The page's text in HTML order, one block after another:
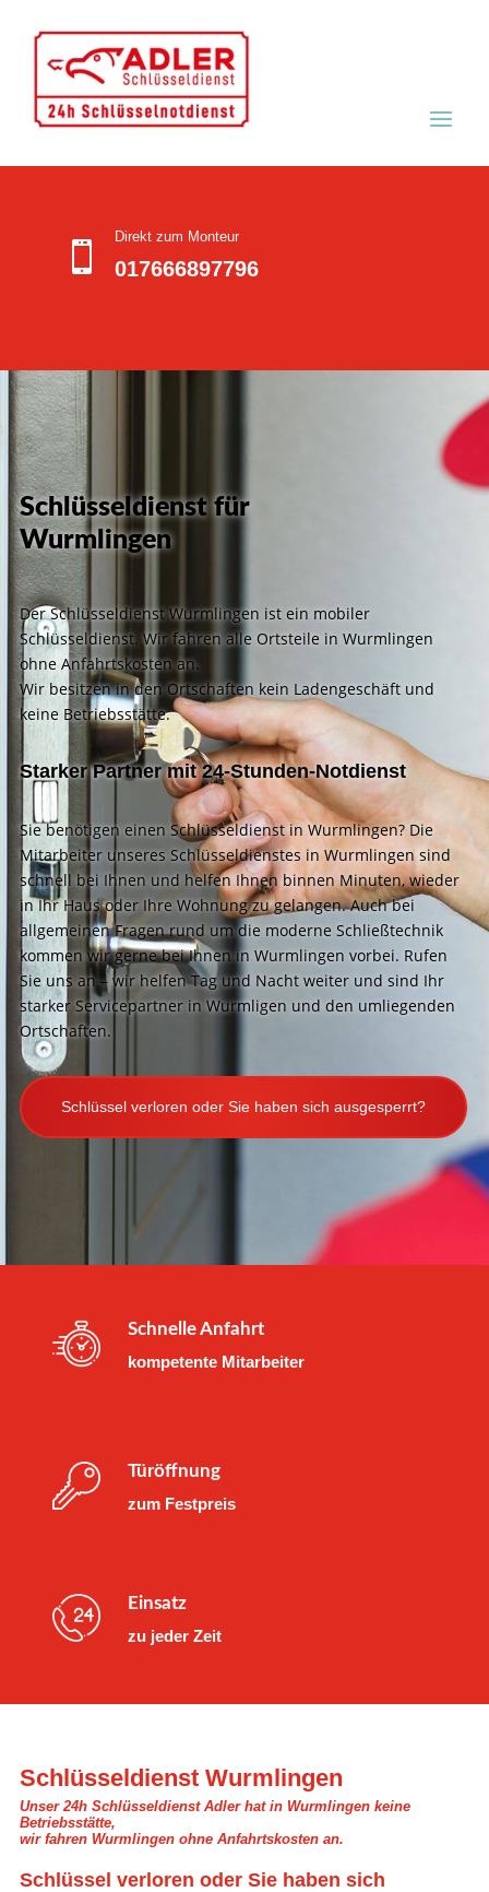

Direkt zum Monteur
017666897796
Schlüsseldienst für
Wurmlingen
Der Schlüsseldienst Wurmlingen ist ein mobiler
Schlüsseldienst. Wir fahren alle Ortsteile in Wurmlingen
ohne Anfahrtskosten an.
Wir besitzen in den Ortschaften kein Ladengeschäft und
keine Betriebsstätte.
Starker Partner mit 24-Stunden-Notdienst
Sie benötigen einen Schlüsseldienst in Wurmlingen? Die
Mitarbeiter unseres Schlüsseldienstes in Wurmlingen sind
schnell bei Ihnen und helfen Ihnen binnen Minuten, wieder
in Ihr Haus oder Ihre Wohnung zu gelangen. Auch bei
allgemeinen Fragen rund um die moderne Schließtechnik
kommen wir gerne bei Ihnen in Wurmlingen vorbei. Rufen
Sie uns an – wir helfen Tag und Nacht weiter und sind Ihr
starker Servicepartner in Wurmligen und den umliegenden
Ortschaften.
Schlüssel verloren oder Sie haben sich ausgesperrt?
Schnelle Anfahrt
kompetente Mitarbeiter
Türöffnung
zum Festpreis
Einsatz
zu jeder Zeit
Schlüsseldienst Wurmlingen
Unser 24h Schlüsseldienst Adler hat in Wurmlingen keine
Betriebsstätte,
wir fahren Wurmlingen ohne Anfahrtskosten an.
Schlüssel verloren oder Sie haben sich